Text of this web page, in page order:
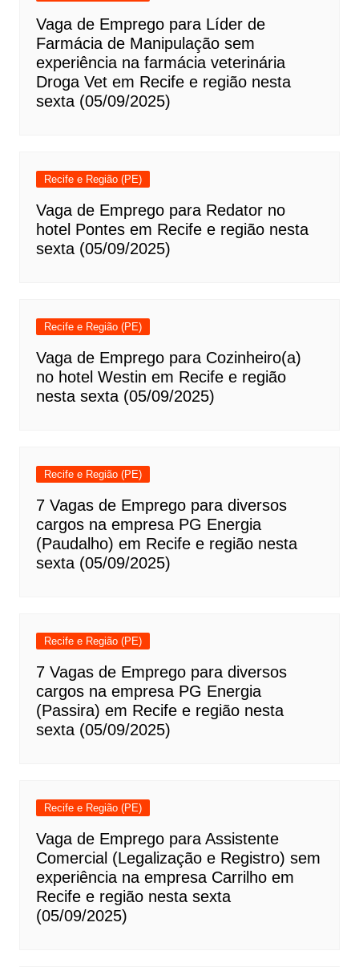
Vaga de Emprego para Líder de
Farmácia de Manipulação sem
experiência na farmácia veterinária
Droga Vet em Recife e região nesta
sexta (05/09/2025)
Recife e Região (PE)
Vaga de Emprego para Redator no
hotel Pontes em Recife e região nesta
sexta (05/09/2025)
Recife e Região (PE)
Vaga de Emprego para Cozinheiro(a)
no hotel Westin em Recife e região
nesta sexta (05/09/2025)
Recife e Região (PE)
7 Vagas de Emprego para diversos
cargos na empresa PG Energia
(Paudalho) em Recife e região nesta
sexta (05/09/2025)
Recife e Região (PE)
7 Vagas de Emprego para diversos
cargos na empresa PG Energia
(Passira) em Recife e região nesta
sexta (05/09/2025)
Recife e Região (PE)
Vaga de Emprego para Assistente
Comercial (Legalização e Registro) sem
experiência na empresa Carrilho em
Recife e região nesta sexta
(05/09/2025)